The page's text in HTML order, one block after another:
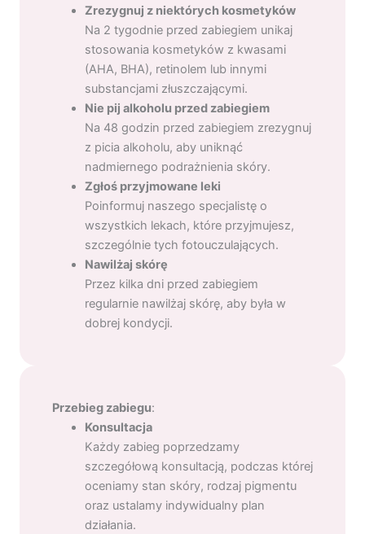
Zrezygnuj z niektórych kosmetyków
Na 2 tygodnie przed zabiegiem unikaj
stosowania kosmetyków z kwasami
(AHA, BHA), retinolem lub innymi
substancjami złuszczającymi.
Nie pij alkoholu przed zabiegiem
Na 48 godzin przed zabiegiem zrezygnuj
z picia alkoholu, aby uniknąć
nadmiernego podrażnienia skóry.
Zgłoś przyjmowane leki
Poinformuj naszego specjalistę o
wszystkich lekach, które przyjmujesz,
szczególnie tych fotouczulających.
Nawilżaj skórę
Przez kilka dni przed zabiegiem
regularnie nawilżaj skórę, aby była w
dobrej kondycji.
Przebieg zabiegu:
Konsultacja
Każdy zabieg poprzedzamy
szczegółową konsultacją, podczas której
oceniamy stan skóry, rodzaj pigmentu
oraz ustalamy indywidualny plan
działania.